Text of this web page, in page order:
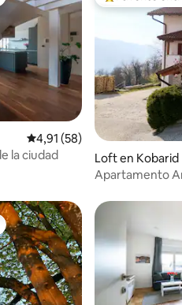
Calificación promedio: 4,91
4,91 (58)
la ciudad
Loft en Kobarid
Apartamento